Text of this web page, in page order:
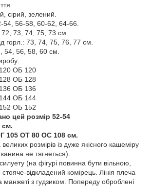
сірий, зелений.
54, 56-58, 60-62, 64-66.
73, 74, 75, 73 см.
горл.: 73, 74, 75, 76, 77 см.
54, 56, 58, 60 см.
ОБ 120
ОБ 128
ОБ 136
ОБ 144
ОБ 152
цей розмір 52-54
см.
105 ОТ 80 ОС 108 см.
розмірів із дуже якісного кашеміру
не тягнеться).
(на фігурі повинна бути вільною,
відкладений комірець. Лінія плеча
з гудзиком. Попереду оброблені